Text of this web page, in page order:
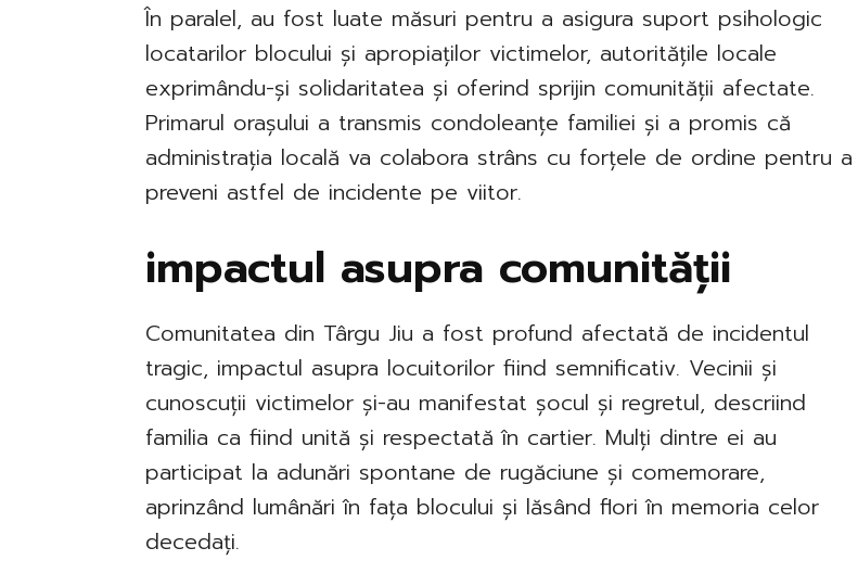
În paralel, au fost luate măsuri pentru a asigura suport psihologic
locatarilor blocului și apropiaților victimelor, autoritățile locale
exprimându-și solidaritatea și oferind sprijin comunității afectate.
Primarul orașului a transmis condoleanțe familiei și a promis că
administrația locală va colabora strâns cu forțele de ordine pentru a
preveni astfel de incidente pe viitor.
impactul asupra comunității
Comunitatea din Târgu Jiu a fost profund afectată de incidentul
tragic, impactul asupra locuitorilor fiind semnificativ. Vecinii și
cunoscuții victimelor și-au manifestat șocul și regretul, descriind
familia ca fiind unită și respectată în cartier. Mulți dintre ei au
participat la adunări spontane de rugăciune și comemorare,
aprinzând lumânări în fața blocului și lăsând flori în memoria celor
decedați.